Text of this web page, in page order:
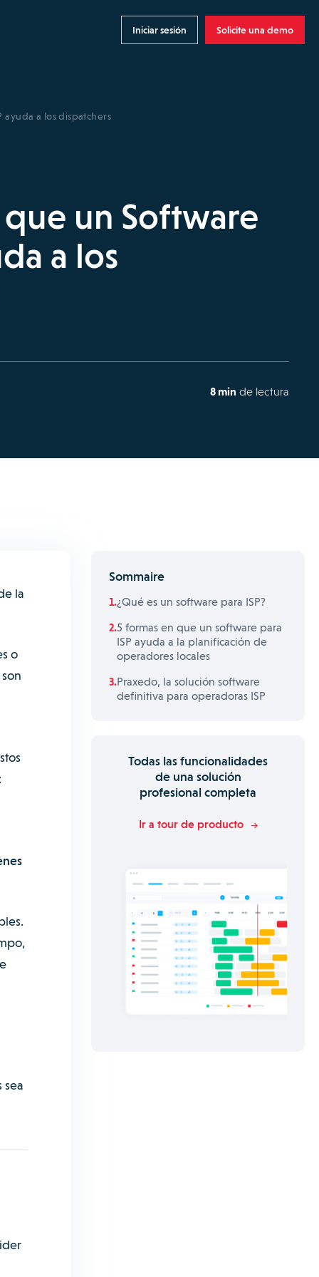
Iniciar sesión Solicite una demo
ayuda a los dispatchers
un Software
a los
8 min de lectura
la
o
sea
Sommaire
¿Qué es un software para ISP?
5 formas en que un software para
ISP ayuda a la planificación de
operadores locales
Praxedo, la solución software
definitiva para operadoras ISP
Todas las funcionalidades
de una solución
profesional completa
Ir a tour de producto